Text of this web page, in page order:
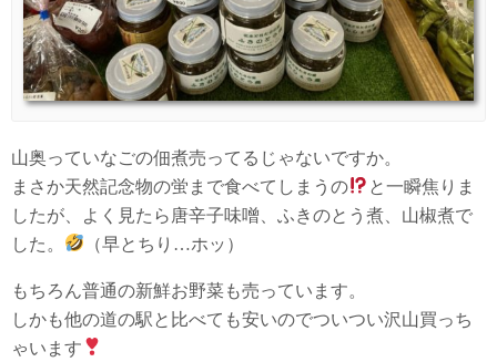
山奥っていなごの佃煮売ってるじゃないですか。
まさか天然記念物の蛍まで食べてしまうの
と一瞬焦りま
したが、よく見たら唐辛子味噌、ふきのとう煮、山椒煮で
した。
（早とちり…ホッ）
もちろん普通の新鮮お野菜も売っています。
しかも他の道の駅と比べても安いのでついつい沢山買っち
ゃいます